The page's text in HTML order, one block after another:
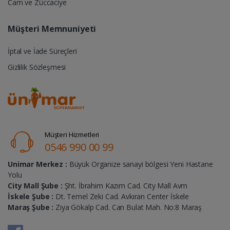
Cam ve Züccaciye
Müşteri Memnuniyeti
İptal ve İade Süreçleri
Gizlilik Sözleşmesi
Müşteri Hizmetleri
0546 990 00 99
Unimar Merkez : Büyük Organize sanayi bölgesi Yeni Hastane
Yolu
City Mall Şube : Şht. İbrahim Kazım Cad. City Mall Avm
İskele Şube : Dt. Temel Zeki Cad. Avkıran Center İskele
Maraş Şube : Ziya Gökalp Cad. Can Bulat Mah. No:8 Maraş